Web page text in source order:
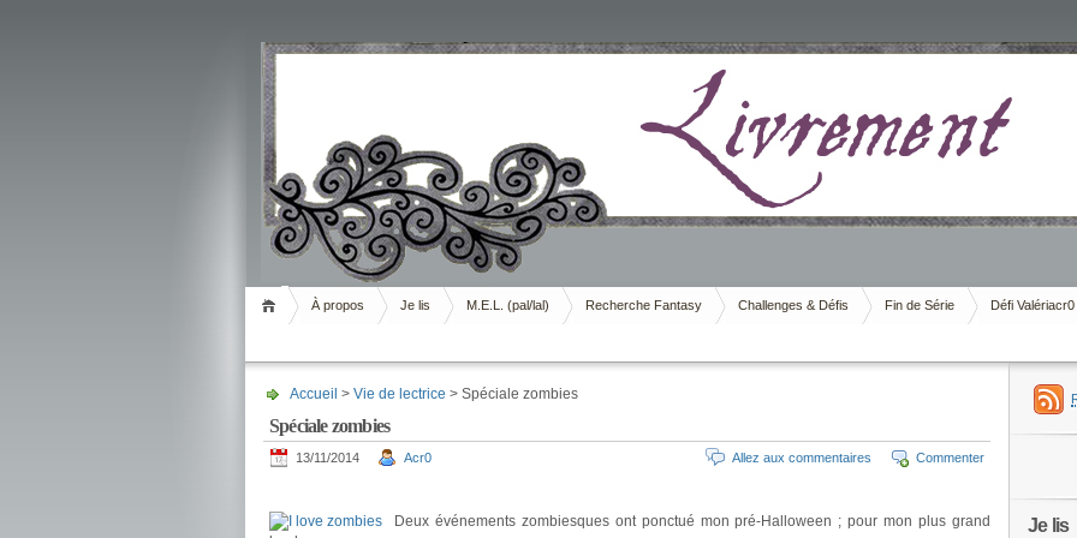
Livrement
À propos Je lis M.E.L. (pal/lal) Recherche Fantasy Challenges & Défis Fin de Série Défi Valériacr0
Accueil > Vie de lectrice > Spéciale zombies
Spéciale zombies
13/11/2014 Acr0 Commenter
Allez aux commentaires
Deux événements zombiesques ont ponctué mon pré-Halloween ; pour mon plus grand
Je lis